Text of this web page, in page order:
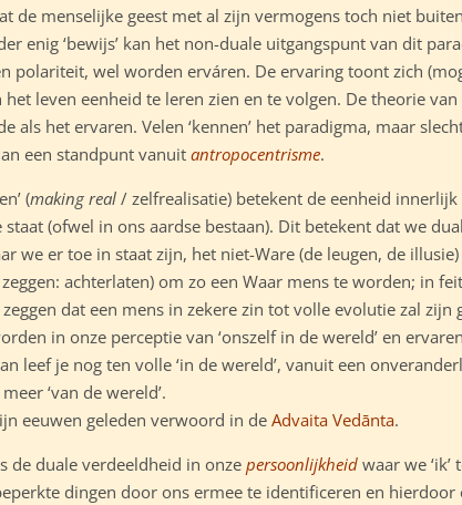
de menselijke geest met al zijn vermogens toch niet
enig ‘bewijs’ kan het non-duale uitgangspunt van dit
polariteit, wel worden erváren. De ervaring toont zich
leven eenheid te leren zien en te volgen. De theorie
als het ervaren. Velen ‘kennen’ het paradigma, maar
een standpunt vanuit antropocentrisme.
(making real/ zelfrealisatie) betekent de eenheid innerlijk
staat (ofwel in ons aardse bestaan). Dit betekent dat we
we er toe in staat zijn, het niet-Ware (de leugen, de
achterlaten) om zo een Waar mens te worden; in
zeggen dat een mens in zekere zin tot volle evolutie zal zijn
in onze perceptie van ‘onszelf in de wereld’ en
leef je nog ten volle ‘in de wereld’, vanuit een
‘van de wereld’.
eeuwen geleden verwoord in de Advaita Vedānta.
de duale verdeeldheid in onzepersoonlijkheidwaar we ‘ik’
dingen door ons ermee te identificeren en hierdoor